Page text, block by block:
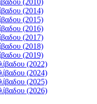
(2010)
(2014)
(2015)
(2016)
(2017)
(2018)
(2019)
(2022)
(2024)
(2025)
(2026)